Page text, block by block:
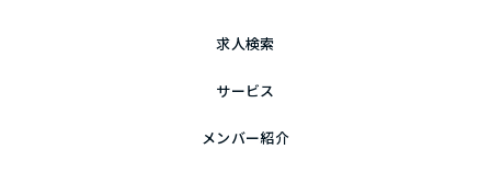
求人検索
サービス
メンバー紹介